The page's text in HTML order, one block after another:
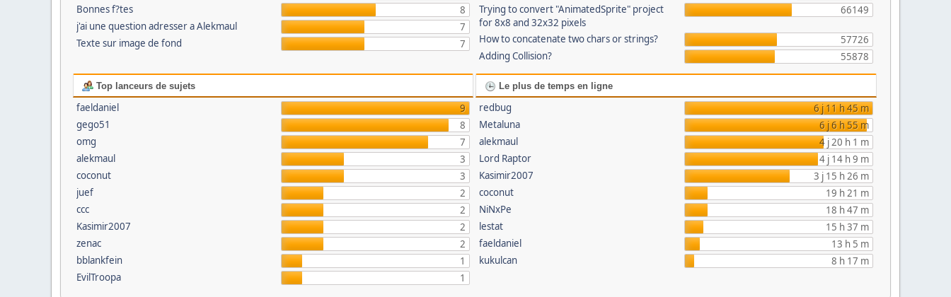
Bonnes f?tes
8
j'ai une question adresser a Alekmaul
7
Texte sur image de fond
7
Trying to convert "AnimatedSprite" project
for 8x8 and 32x32 pixels
66149
How to concatenate two chars or strings?
57726
Adding Collision?
55878
Top lanceurs de sujets
faeldaniel
9
gego51
8
omg
7
alekmaul
3
coconut
3
juef
2
ccc
2
Kasimir2007
2
zenac
2
bblankfein
1
EvilTroopa
1
Le plus de temps en ligne
redbug
6 j 11 h 45 m
Metaluna
6 j 6 h 55 m
alekmaul
4 j 20 h 1 m
Lord Raptor
4 j 14 h 9 m
Kasimir2007
3 j 15 h 26 m
coconut
19 h 21 m
NiNxPe
18 h 47 m
lestat
15 h 37 m
faeldaniel
13 h 5 m
kukulcan
8 h 17 m